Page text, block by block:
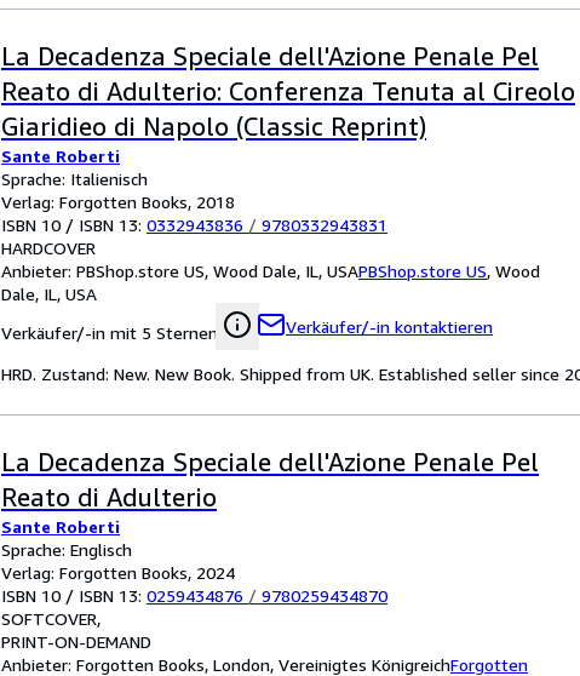
La Decadenza Speciale dell'Azione Penale Pel
Reato di Adulterio: Conferenza Tenuta al Cireolo
Giaridieo di Napolo (Classic Reprint)
Sante Roberti
Sprache: Italienisch
Verlag: Forgotten Books, 2018
ISBN 10 / ISBN 13: 0332943836 / 9780332943831
HARDCOVER
Anbieter: PBShop.store US, Wood Dale, IL, USAPBShop.store US, Wood
Dale, IL, USA
Verkäufer/-in mit 5 Sternen
Verkäufer/-in kontaktieren
HRD. Zustand: New. New Book. Shipped from UK. Established seller since
La Decadenza Speciale dell'Azione Penale Pel
Reato di Adulterio
Sante Roberti
Sprache: Englisch
Verlag: Forgotten Books, 2024
ISBN 10 / ISBN 13: 0259434876 / 9780259434870
SOFTCOVER
PRINT-ON-DEMAND
Anbieter: Forgotten Books, London, Vereinigtes KönigreichForgotten